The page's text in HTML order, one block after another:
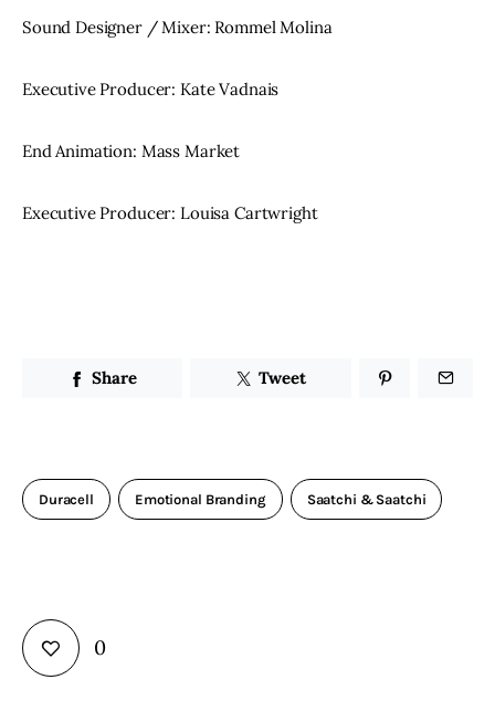
Sound Designer / Mixer: Rommel Molina
Executive Producer: Kate Vadnais
End Animation: Mass Market
Executive Producer: Louisa Cartwright
Share Tweet
Duracell Emotional Branding Saatchi & Saatchi
0